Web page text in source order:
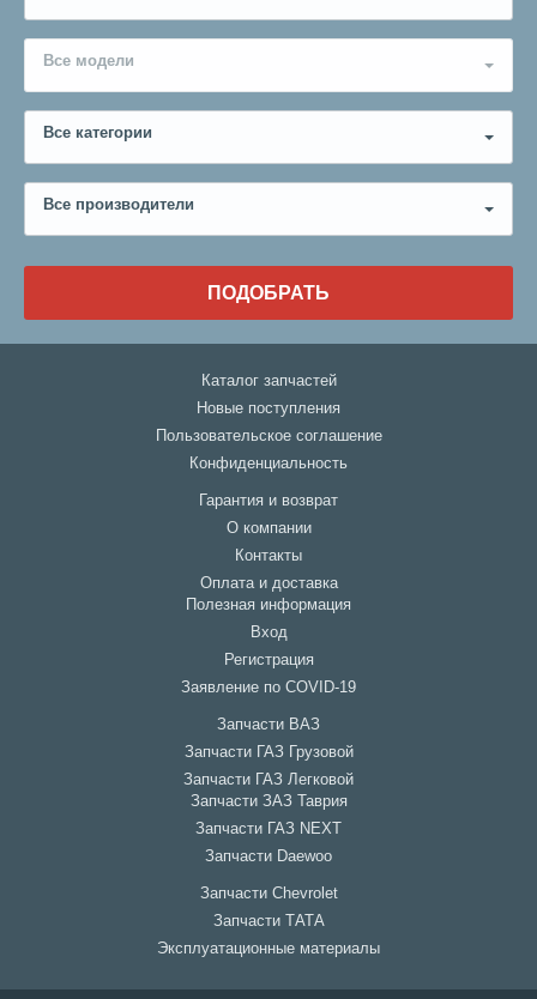
Все модели
Все категории
Все производители
ПОДОБРАТЬ
Каталог запчастей
Новые поступления
Пользовательское соглашение
Конфиденциальность
Гарантия и возврат
О компании
Контакты
Оплата и доставка
Полезная информация
Вход
Регистрация
Заявление по COVID-19
Запчасти ВАЗ
Запчасти ГАЗ Грузовой
Запчасти ГАЗ Легковой
Запчасти ЗАЗ Таврия
Запчасти ГАЗ NEXT
Запчасти Daewoo
Запчасти Chevrolet
Запчасти ТАТА
Эксплуатационные материалы